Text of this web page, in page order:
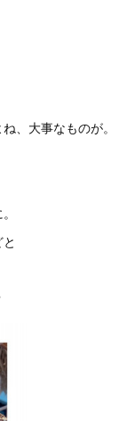
、大事なものが。